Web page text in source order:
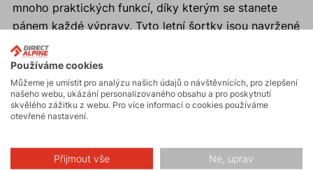
mnoho praktických funkcí, díky kterým se stanete
pánem každé výpravy. Tyto letní šortky jsou navržené
pro všechny turisty i cestovatele.
Proč si koupit pánské turistické šortky VULCAN
SHORTS?
Maximální pohodlí.
Promyšlený systém zipových kapes.
Používáme cookies
Můžeme je umístit pro analýzu našich údajů o návštěvnících, pro zlepšení
našeho webu, ukázání personalizovaného obsahu a pro poskytnutí
skvělého zážitku z webu. Pro více informací o cookies používáme
otevřené nastavení.
Přijmout vše Ne, uprav